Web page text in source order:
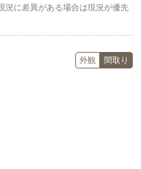
況に差異がある場合は現況が優先
外観 間取り